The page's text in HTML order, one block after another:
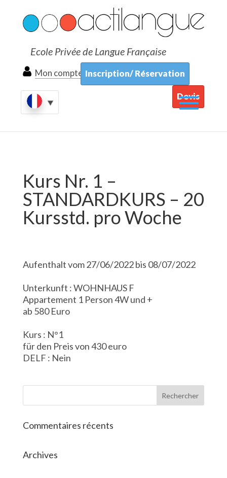
Ecole Privée de Langue Française
Mon compte Inscription/ Réservation
Devis
Kurs Nr. 1 –
STANDARDKURS – 20
Kursstd. pro Woche
Aufenthalt vom 27/06/2022 bis 08/07/2022
Unterkunft : WOHNHAUS F
Appartement 1 Person 4W und +
ab 580 Euro
Kurs : N°1
für den Preis von 430 euro
DELF : Nein
Commentaires récents
Archives